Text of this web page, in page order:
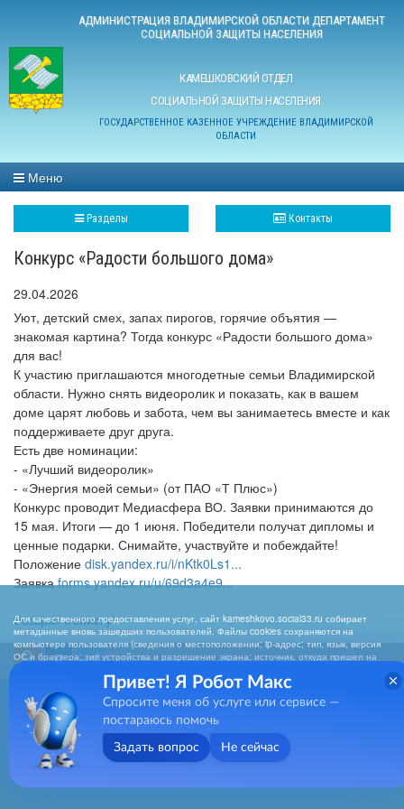
АДМИНИСТРАЦИЯ ВЛАДИМИРСКОЙ ОБЛАСТИ ДЕПАРТАМЕНТ
СОЦИАЛЬНОЙ ЗАЩИТЫ НАСЕЛЕНИЯ
КАМЕШКОВСКИЙ ОТДЕЛ
СОЦИАЛЬНОЙ ЗАЩИТЫ НАСЕЛЕНИЯ
ГОСУДАРСТВЕННОЕ КАЗЕННОЕ УЧРЕЖДЕНИЕ ВЛАДИМИРСКОЙ
ОБЛАСТИ
Меню
Разделы Контакты
Конкурс «Радости большого дома»
29.04.2026
Уют, детский смех, запах пирогов, горячие объятия —
знакомая картина? Тогда конкурс «Радости большого дома»
для вас!
К участию приглашаются многодетные семьи Владимирской
области. Нужно снять видеоролик и показать, как в вашем
доме царят любовь и забота, чем вы занимаетесь вместе и как
поддерживаете друг друга.
Есть две номинации:
- «Лучший видеоролик»
- «Энергия моей семьи» (от ПАО «Т Плюс»)
Конкурс проводит Медиасфера ВО. Заявки принимаются до
15 мая. Итоги — до 1 июня. Победители получат дипломы и
ценные подарки. Снимайте, участвуйте и побеждайте!
Положение disk.yandex.ru/i/nKtk0Ls1...
Заявкаforms.yandex.ru/u/69d3a4e9...
Возврат к списку
Для качественного предоставления услуг, сайт kameshkovo.social33.ru собирает
метаданные вновь зашедших пользователей. Файлы cookies сохраняются на
компьютере пользователя (сведения о местоположении; ip-адрес; тип, язык, версия
ОС и браузера; тип устройства и разрешение экрана; источник, откуда пришел на
сайт пользователь; какие страницы открывает). Собранная информация
используется для обработки статистических данных использования сайта
посредством интернет-сервисов LiveInternet, Яндекс.Метрика, Hotlog). Нажимая
кнопку «СОГЛАСЕН», Вы подтверждаете то, что Вы проинформированы о сборе
метаданных на нашем сайте. Если вы не хотите, чтобы эти данные
обрабатывались, то должны покинуть сайт. Отключить cookies можно в настройках
браузера
Согласен
E-mail:kameshki_oszn@avo.ru
Разработка и поддержка:
Привет! Я Робот Макс
Спросите меня об услуге или сервисе —
постараюсь помочь
Задать вопрос Не сейчас